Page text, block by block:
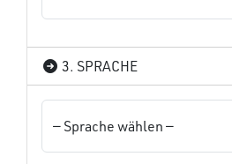
3. SPRACHE